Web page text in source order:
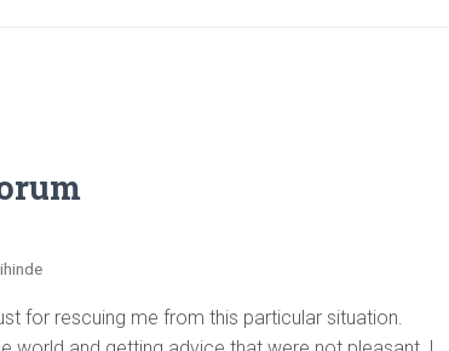
for rescuing me from this particular situation.